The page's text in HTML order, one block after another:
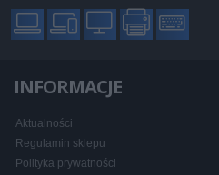
INFORMACJE
Aktualności
Regulamin sklepu
Polityka prywatności